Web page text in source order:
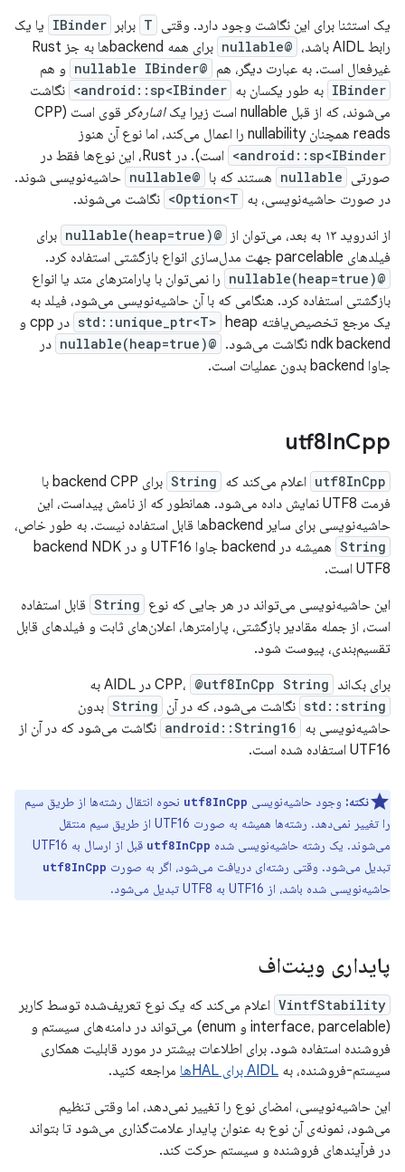
یک استثنا برای این نگاشت وجود دارد. وقتی T برابر IBinder یا یک
رابط AIDL باشد،
@nullable
برای همه backendها به جز Rust
غیرفعال است. به عبارت دیگر، هم @nullable IBinder و هم
IBinder به طور یکسان به android::sp<IBinder>
نگاشت
می‌شوند، که از قبل nullable است زیرا یک
اشاره‌گر
قوی است (CPP
reads همچنان nullability را اعمال می‌کند، اما نوع آن هنوز
android::sp<IBinder>
است). در Rust، این نوع‌ها فقط در
صورتی nullable هستند که با @nullable
حاشیه‌نویسی شوند.
در صورت حاشیه‌نویسی، به Option<T>
نگاشت می‌شوند.
از اندروید ۱۳ به بعد، می‌توان از
@nullable(heap=true)
برای
فیلدهای parcelable جهت مدل‌سازی انواع بازگشتی استفاده کرد.
@nullable(heap=true)
را نمی‌توان با پارامترهای متد یا انواع
بازگشتی استفاده کرد. هنگامی که با آن حاشیه‌نویسی می‌شود، فیلد به
یک مرجع تخصیص‌یافته
std::unique_ptr<T>
heap در cpp و
ndk backend نگاشت می‌شود.
@nullable(heap=true)
در
جاوا backend بدون عملیات است.
utf8InCpp
utf8InCpp اعلام می‌کند که String
برای backend CPP با
فرمت UTF8 نمایش داده می‌شود. همانطور که از نامش پیداست، این
حاشیه‌نویسی برای سایر backendها قابل استفاده نیست. به طور خاص،
String
همیشه در backend جاوا UTF16 و در backend NDK
UTF8 است.
این حاشیه‌نویسی می‌تواند در هر جایی که نوع String قابل استفاده
است، از جمله مقادیر بازگشتی، پارامترها، اعلان‌های ثابت و فیلدهای قابل
تقسیم‌بندی، پیوست شود.
برای بک‌اند CPP، @utf8InCpp String در AIDL به
std::string نگاشت می‌شود، که در آن String بدون
حاشیه‌نویسی به android::String16 نگاشت می‌شود که در آن از
UTF16 استفاده شده است.
نکته: وجود حاشیه‌نویسی utf8InCpp نحوه انتقال رشته‌ها از طریق سیم
را تغییر نمی‌دهد. رشته‌ها همیشه به صورت UTF16 از طریق سیم منتقل
می‌شوند. یک رشته حاشیه‌نویسی شده utf8InCpp
قبل از ارسال به UTF16
تبدیل می‌شود. وقتی رشته‌ای دریافت می‌شود، اگر به صورت utf8InCpp
حاشیه‌نویسی شده باشد، از UTF16 به UTF8 تبدیل می‌شود.
پایداری وینت‌اف
VintfStability اعلام می‌کند که یک نوع تعریف‌شده توسط کاربر
(interface، parcelable و enum) می‌تواند در دامنه‌های سیستم و
فروشنده استفاده شود. برای اطلاعات بیشتر در مورد قابلیت همکاری
سیستم-فروشنده، به AIDL برای HALها
مراجعه کنید.
این حاشیه‌نویسی، امضای نوع را تغییر نمی‌دهد، اما وقتی تنظیم
می‌شود، نمونه‌ی آن نوع به عنوان پایدار علامت‌گذاری می‌شود تا بتواند
در فرآیندهای فروشنده و سیستم حرکت کند.